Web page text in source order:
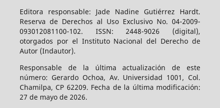
Editora responsable: Jade Nadine Gutiérrez Hardt.
Reserva de Derechos al Uso Exclusivo No. 04-2009-
093012081100-102. ISSN: 2448-9026 (digital),
otorgados por el Instituto Nacional del Derecho de
Autor (Indautor).
Responsable de la última actualización de este
número: Gerardo Ochoa, Av. Universidad 1001, Col.
Chamilpa, CP 62209. Fecha de la última modificación:
27 de mayo de 2026.